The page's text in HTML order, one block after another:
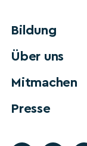
Bildung
Über uns
Mitmachen
Presse